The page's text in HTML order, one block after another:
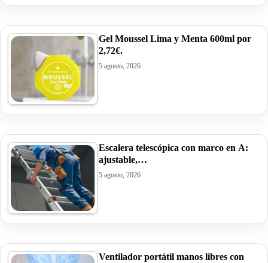
Gel Moussel Lima y Menta 600ml por
2,72€.
5 agosto, 2026
Escalera telescópica con marco en A:
ajustable,…
5 agosto, 2026
Ventilador portátil manos libres con